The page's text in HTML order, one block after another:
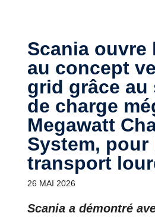
Scania ouvre la voie
au concept
grid grâce au
de charge
Megawatt
System, pour
transport
26 MAI 2026
Scania a démontré